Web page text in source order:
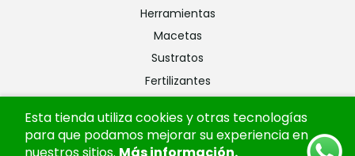
herramientas
macetas
sustratos
fertilizantes
alambres
ofertas
Esta tienda utiliza cookies y otras tecnologías
para que podamos mejorar su experiencia en